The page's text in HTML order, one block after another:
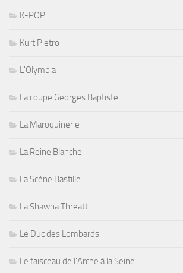
K-POP
Kurt Pietro
L'Olympia
La coupe Georges Baptiste
La Maroquinerie
La Reine Blanche
La Scène Bastille
La Shawna Threatt
Le Duc des Lombards
Le faisceau de l'Arche à la Seine